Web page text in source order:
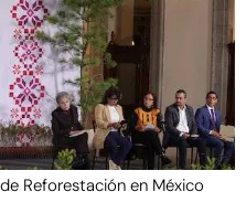
Reforestación en México